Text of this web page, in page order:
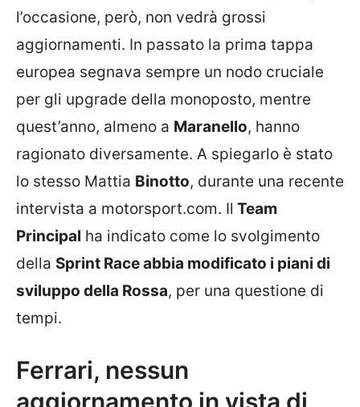
l’occasione, però, non vedrà grossi
aggiornamenti. In passato la prima tappa
europea segnava sempre un nodo cruciale
per gli upgrade della monoposto, mentre
quest’anno, almeno a Maranello, hanno
ragionato diversamente. A spiegarlo è stato
lo stesso Mattia Binotto, durante una recente
intervista a motorsport.com. Il Team
Principal ha indicato come lo svolgimento
della Sprint Race abbia modificato i piani di
sviluppo della Rossa, per una questione di
tempi.
Ferrari, nessun